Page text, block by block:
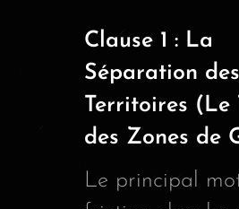
Clause 1 : La
Séparation des
Territoires (Le
des Zones de
Le principal